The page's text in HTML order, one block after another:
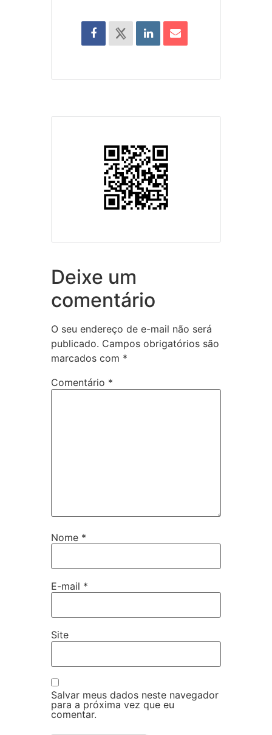
Deixe um
comentário
O seu endereço de e-mail não será
publicado. Campos obrigatórios são
marcados com *
Comentário *
Nome *
E-mail *
Site
Salvar meus dados neste navegador
para a próxima vez que eu
comentar.